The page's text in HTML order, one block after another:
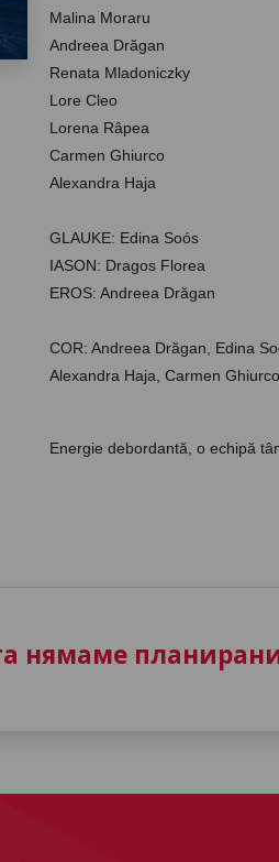
Malina Moraru
Andreea Drăgan
Renata Mladoniczky
Lore Cleo
Lorena Râpea
Carmen Ghiurco
Alexandra Haja
GLAUKE: Edina Soós
IASON: Dragos Florea
EROS: Andreea Drăgan
COR: Andreea Drăgan, Edina
Alexandra Haja, Carmen Ghiurco
Energie debordantă, o echipă
нямаме